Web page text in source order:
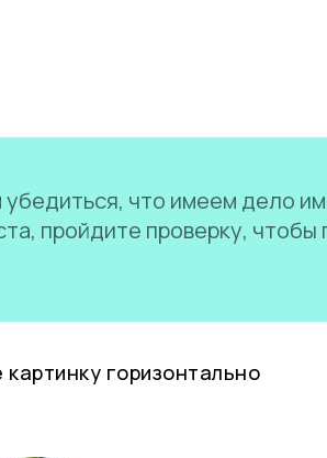
что имеем дело
пройдите проверку, чтобы
картинку горизонтально